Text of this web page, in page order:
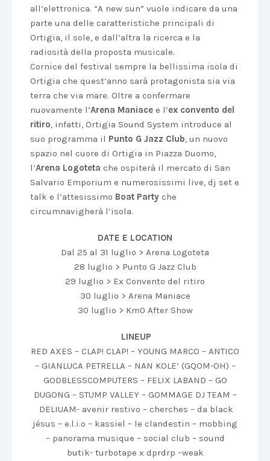
all’elettronica. “A new sun” vuole indicare da una
parte una delle caratteristiche principali di
Ortigia, il sole, e dall’altra la ricerca e la
radiosità della proposta musicale.
Cornice del festival sempre la bellissima isola di
Ortigia che quest’anno sarà protagonista sia via
terra che via mare. Oltre a confermare
nuovamente l’Arena Maniace e l’ex convento del
ritiro, infatti, Ortigia Sound System introduce al
suo programma il Punto G Jazz Club, un nuovo
spazio nel cuore di Ortigia in Piazza Duomo,
l’Arena Logoteta che ospiterà il mercato di San
Salvario Emporium e numerosissimi live, dj set e
talk e l’attesissimo Boat Party che
circumnavigherà l’isola.
DATE E LOCATION
Dal 25 al 31 luglio > Arena Logoteta
28 luglio > Punto G Jazz Club
29 luglio > Ex Convento del ritiro
30 luglio > Arena Maniace
30 luglio > Km0 After Show
LINEUP
RED AXES – CLAP! CLAP! – YOUNG MARCO – ANTICO
– GIANLUCA PETRELLA – NAN KOLE’ (GQOM-OH) –
GODBLESSCOMPUTERS – FELIX LABAND – GO
DUGONG – STUMP VALLEY – GOMMAGE DJ TEAM –
DELIUAM- avenir restivo – cherches – da black
jésus – e.l.i.o – kassiel – le clandestin – mobbing
– panorama musique – social club – sound
butik- turbotape x dprdrp –weak